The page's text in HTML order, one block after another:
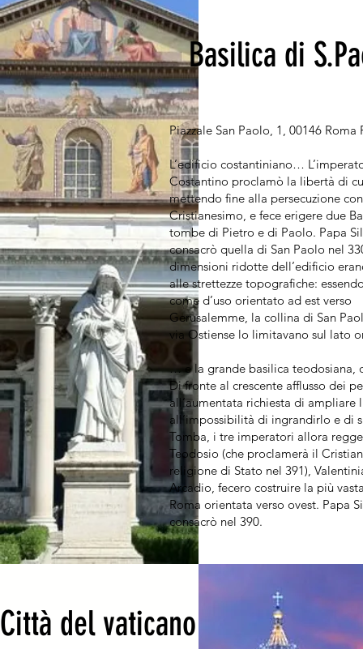
Basilica di
Piazzale San Paolo, 1, 00146 Roma
L’edificio costantiniano…
Costantino proclamò la libertà di
mettendo fine alla persecuzione
Cristianesimo, e fece erigere due
tombe di Pietro e di Paolo. Papa
consacrò quella di San Paolo nel
dimensioni ridotte dell’edificio
alle strettezze topografiche:
come d’uso orientato ad est verso
Gerusalemme, la collina di San
via Ostiense lo limitavano sul lato
… e la grande basilica teodosiana,
Di fronte al crescente afflusso dei
all’aumentata richiesta di ampliare
all’impossibilità di ingrandirlo e di
Tomba, i tre imperatori allora
Teodosio (che proclamerà il
religione di Stato nel 391),
Arcadio, fecero costruire la più
Roma orientata verso ovest. Papa
consacrò nel 390.
Città del vaticano